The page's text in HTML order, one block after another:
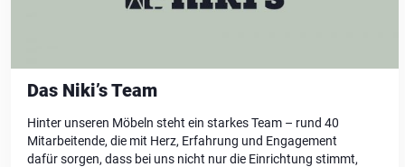
Das Niki’s Team
Hinter unseren Möbeln steht ein starkes Team – rund 40
Mitarbeitende, die mit Herz, Erfahrung und Engagement
dafür sorgen, dass bei uns nicht nur die Einrichtung stimmt,